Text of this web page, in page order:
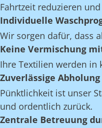
Fahrtzeit reduzieren
Individuelle
Wir sorgen dafür, dass
Keine Vermischung
Ihre Textilien werden in
Zuverlässige
Pünktlichkeit ist unser
und ordentlich zurück.
Zentrale Betreuung